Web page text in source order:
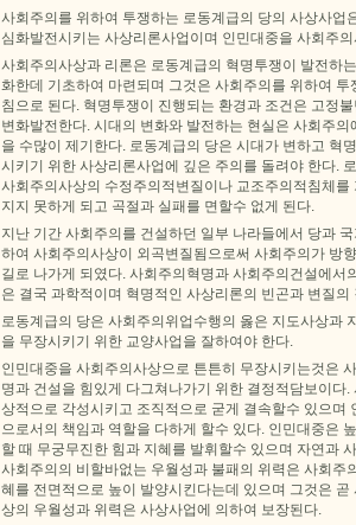
사회주의를 위하여 투쟁하는 로동계급의 당의 사상사업
심화발전시키는 사상리론사업이며 인민대중을 사회주
사회주의사상과 리론은 로동계급의 혁명투쟁이 발전하
화한데 기초하여 마련되며 그것은 사회주의를 위하여
침으로 된다. 혁명투쟁이 진행되는 환경과 조건은 고정
변화발전한다. 시대의 변화와 발전하는 현실은 사회주
을 수많이 제기한다. 로동계급의 당은 시대가 변하고 혁
시키기 위한 사상리론사업에 깊은 주의를 돌려야 한다.
사회주의사상의 수정주의적변질이나 교조주의적침체
지지 못하게 되고 곡절과 실패를 면할수 없게 된다.
지난 기간 사회주의를 건설하던 일부 나라들에서 당과
하여 사회주의사상이 외곡변질됨으로써 사회주의가 방
길로 나가게 되였다. 사회주의혁명과 사회주의건설에서
은 결국 과학적이며 혁명적인 사상리론의 빈곤과 변질의
로동계급의 당은 사회주의위업수행의 옳은 지도사상과
을 무장시키기 위한 교양사업을 잘하여야 한다.
인민대중을 사회주의사상으로 튼튼히 무장시키는것은
명과 건설을 힘있게 다그쳐나가기 위한 결정적담보이
상적으로 각성시키고 조직적으로 굳게 결속할수 있으며
으로서의 책임과 역할을 다하게 할수 있다. 인민대중은
할 때 무궁무진한 힘과 지혜를 발휘할수 있으며 자연과
사회주의의 비할바없는 우월성과 불패의 위력은 사회주
혜를 전면적으로 높이 발양시킨다는데 있으며 그것은
상의 우월성과 위력은 사상사업에 의하여 보장된다.